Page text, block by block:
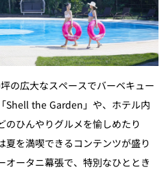
の広大なスペースでバーベキュー
Shell the Garden」や、ホテル内
のひんやりグルメを愉しめたり
夏を満喫できるコンテンツが盛り
オータニ幕張で、特別なひととき